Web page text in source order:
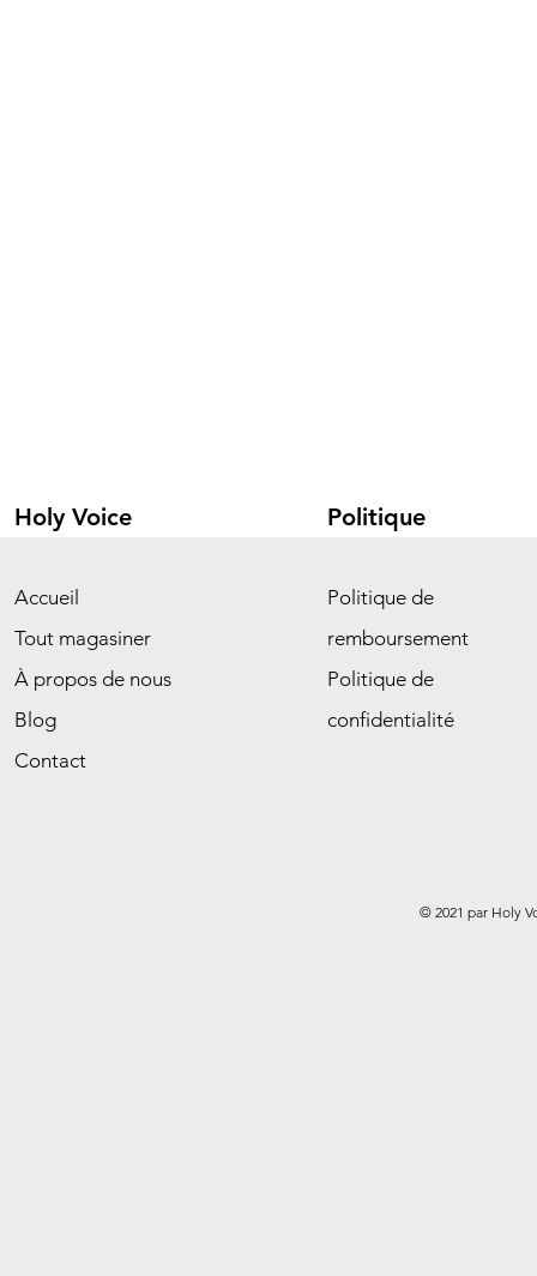
Holy Voice
Accueil
Tout magasiner
À propos de nous
Blog
Contact
Politique
Politique de
remboursement
Politique de
confidentialité
© 2021 par Holy